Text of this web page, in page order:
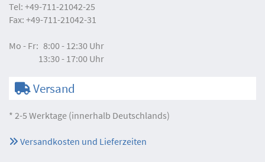
Tel: +49-711-21042-25
Fax: +49-711-21042-31
Mo - Fr: 8:00 - 12:30 Uhr
13:30 - 17:00 Uhr
Versand
* 2-5 Werktage (innerhalb Deutschlands)
Versandkosten und Lieferzeiten